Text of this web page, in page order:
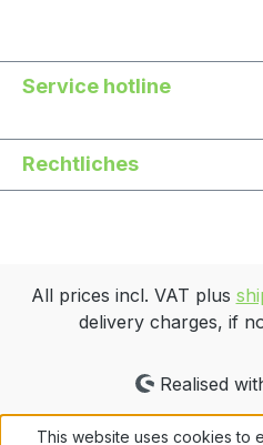
Service hotline
Rechtliches
All prices incl. VAT plus
delivery charges, if
Realised
This website uses cookies to